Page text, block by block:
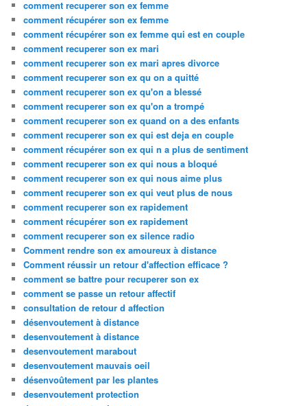
comment recuperer son ex femme
comment récupérer son ex femme
comment récupérer son ex femme qui est en couple
comment recuperer son ex mari
comment recuperer son ex mari apres divorce
comment recuperer son ex qu on a quitté
comment recuperer son ex qu'on a blessé
comment recuperer son ex qu'on a trompé
comment recuperer son ex quand on a des enfants
comment recuperer son ex qui est deja en couple
comment récupérer son ex qui n a plus de sentiment
comment recuperer son ex qui nous a bloqué
comment recuperer son ex qui nous aime plus
comment recuperer son ex qui veut plus de nous
comment recuperer son ex rapidement
comment récupérer son ex rapidement
comment recuperer son ex silence radio
Comment rendre son ex amoureux à distance
Comment réussir un retour d'affection efficace ?
comment se battre pour recuperer son ex
comment se passe un retour affectif
consultation de retour d affection
désenvoutement à distance
desenvoutement à distance
desenvoutement marabout
desenvoutement mauvais oeil
désenvoûtement par les plantes
desenvoutement protection